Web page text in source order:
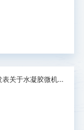
北理工团队在《Science Advances》发表关于水凝胶微机器人的研究成果